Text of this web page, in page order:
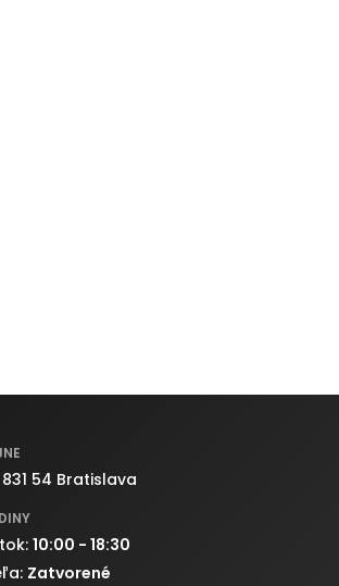
54 Bratislava
10:00 - 18:30
Zatvorené